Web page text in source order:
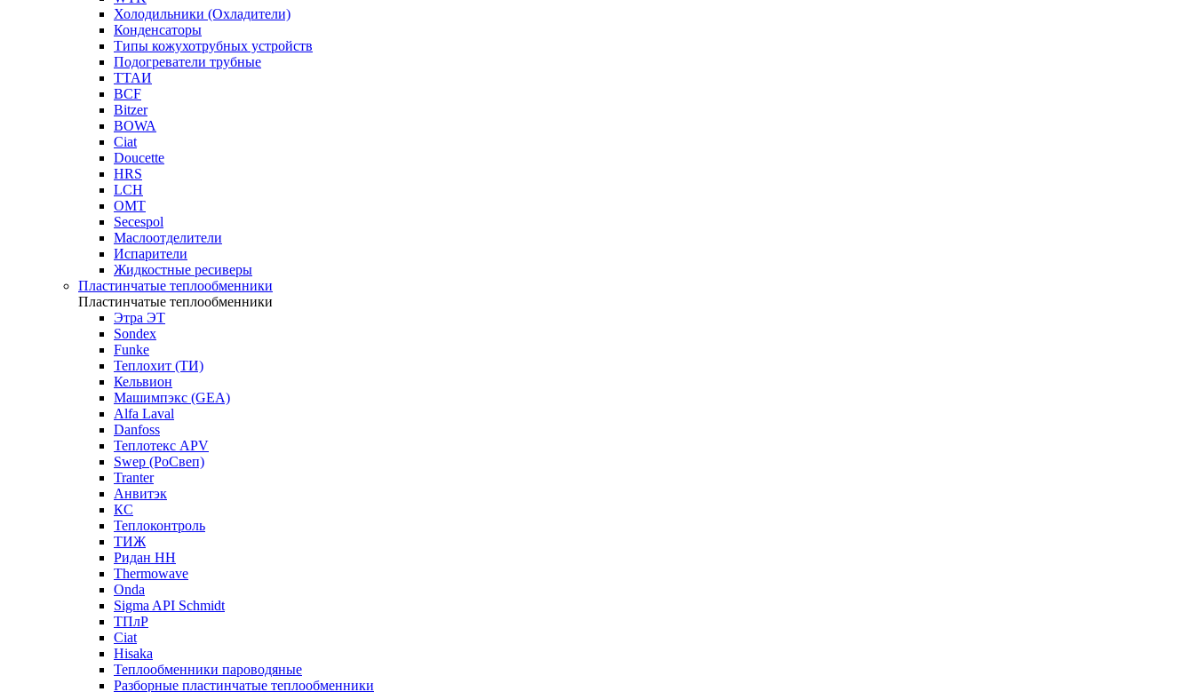
Холодильники (Охладители)
Конденсаторы
Типы кожухотрубных устройств
Подогреватели трубные
ТТАИ
BCF
Bitzer
BOWA
Ciat
Doucette
HRS
LCH
OMT
Secespol
Маслоотделители
Испарители
Жидкостные ресиверы
Пластинчатые теплообменники
Пластинчатые теплообменники
Этра ЭТ
Sondex
Funke
Теплохит (ТИ)
Кельвион
Машимпэкс (GEA)
Alfa Laval
Danfoss
Теплотекс APV
Swep (РоСвеп)
Tranter
Анвитэк
КС
Теплоконтроль
ТИЖ
Ридан НН
Thermowave
Onda
Sigma API Schmidt
ТПлР
Ciat
Hisaka
Теплообменники пароводяные
Разборные пластинчатые теплообменники